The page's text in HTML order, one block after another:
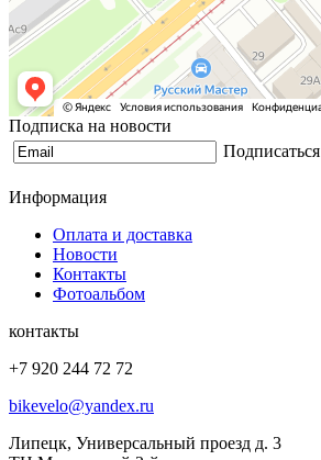
Подписка на новости
Подписаться
Информация
Оплата и доставка
Новости
Контакты
Фотоальбом
контакты
+7 920 244 72 72
bikevelo@yandex.ru
Липецк, Универсальный проезд д. 3